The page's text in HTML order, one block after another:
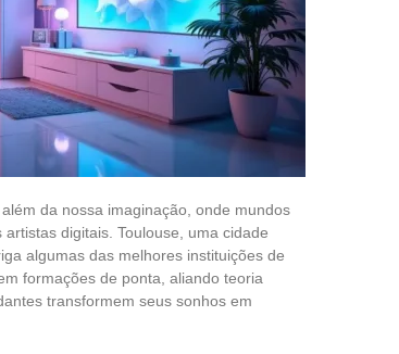
da nossa imaginação, onde mundos
digitais. Toulouse, uma cidade
algumas das melhores instituições de
formações de ponta, aliando teoria
transformem seus sonhos em